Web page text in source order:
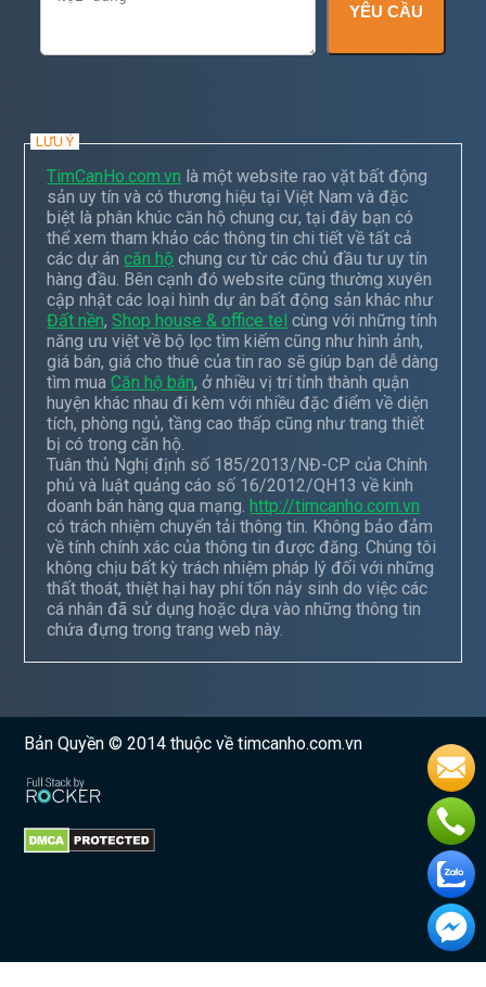
YÊU CẦU
LƯU Ý
TimCanHo.com.vn là một website rao vặt bất động
sản uy tín và có thương hiệu tại Việt Nam và đặc
biệt là phân khúc căn hộ chung cư, tại đây bạn có
thể xem tham khảo các thông tin chi tiết về tất cả
các dự áncăn hộ chung cư từ các chủ đầu tư uy tín
hàng đầu. Bên cạnh đó website cũng thường xuyên
cập nhật các loại hình dự án bất động sản khác như
Đất nền,Shop house & office tel cùng với những tính
năng ưu việt về bộ lọc tìm kiếm cũng như hình ảnh,
giá bán, giá cho thuê của tin rao sẽ giúp bạn dễ dàng
tìm muaCăn hộ bán, ở nhiều vị trí tỉnh thành quận
huyện khác nhau đi kèm với nhiều đặc điểm về diện
tích, phòng ngủ, tầng cao thấp cũng như trang thiết
bị có trong căn hộ.
Tuân thủ Nghị định số 185/2013/NĐ-CP của Chính
phủ và luật quảng cáo số 16/2012/QH13 về kinh
doanh bán hàng qua mạng.http://timcanho.com.vn
có trách nhiệm chuyển tải thông tin. Không bảo đảm
về tính chính xác của thông tin được đăng. Chúng tôi
không chịu bất kỳ trách nhiệm pháp lý đối với những
thất thoát, thiệt hại hay phí tổn nảy sinh do việc các
cá nhân đã sử dụng hoặc dựa vào những thông tin
chứa đựng trong trang web này.
Bản Quyền © 2014 thuộc về timcanho.com.vn